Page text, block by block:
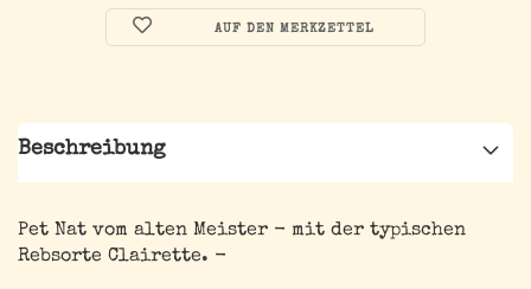
AUF DEN MERKZETTEL
Beschreibung
Pet Nat vom alten Meister - mit der typischen
Rebsorte Clairette. -